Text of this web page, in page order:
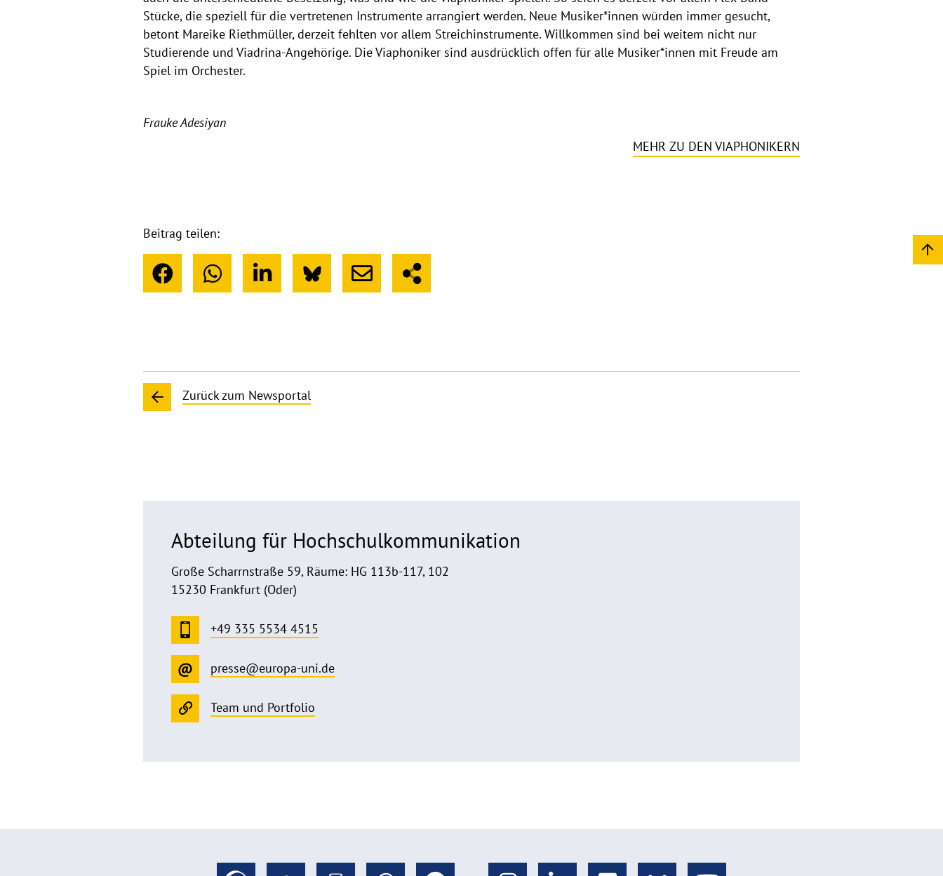
eStücke, die speziell für die vertretenen Instrumente arrangiert werden. Neue Musiker*innen würden immer gesucht,
betont Mareike Riethmüller, derzeit fehlten vor allem Streichinstrumente. Willkommen sind bei weitem nicht nur
Studierende und Viadrina-Angehörige. Die Viaphoniker sind ausdrücklich offen für alle Musiker*innen mit Freude am
Spiel im Orchester.
Frauke Adesiyan
MEHR ZU DEN VIAPHONIKERN
Beitrag teilen:
Zurück zum Newsportal
Abteilung für Hochschulkommunikation
Große Scharrnstraße 59, Räume: HG 113b-117, 102
15230 Frankfurt (Oder)
+49 335 5534 4515
presse@europa-uni.de
Team und Portfolio